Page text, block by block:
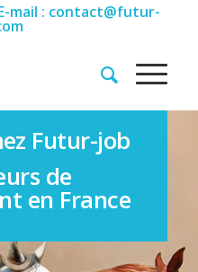
mail : contact@futur-
Futur-job
de
en France